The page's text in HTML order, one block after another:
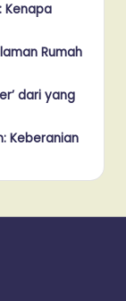
Kenapa
Rumah
dari yang
Keberanian